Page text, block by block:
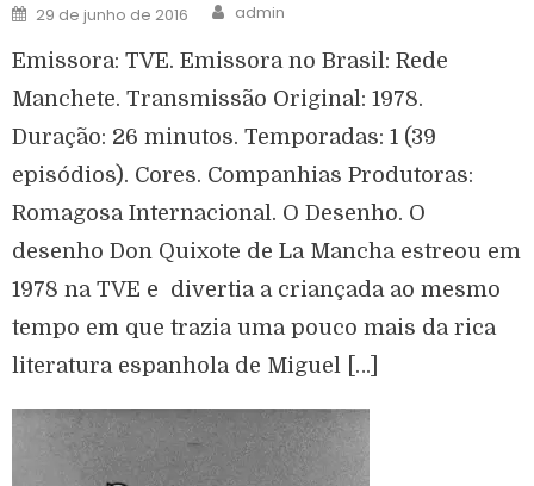
29 de junho de 2016 admin
Emissora: TVE. Emissora no Brasil: Rede
Manchete. Transmissão Original: 1978.
Duração: 26 minutos. Temporadas: 1 (39
episódios). Cores. Companhias Produtoras:
Romagosa Internacional. O Desenho. O
desenho Don Quixote de La Mancha estreou em
1978 na TVE e divertia a criançada ao mesmo
tempo em que trazia uma pouco mais da rica
literatura espanhola de Miguel […]